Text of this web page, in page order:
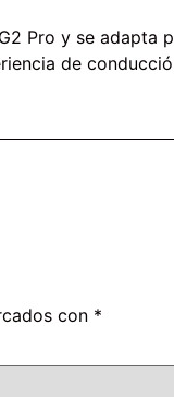
Pro y se adapta
de
con *